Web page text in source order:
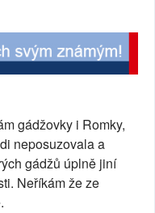
gádžovky i Romky,
neposuzovala a
gádžů úplně jiní
Neříkám že ze